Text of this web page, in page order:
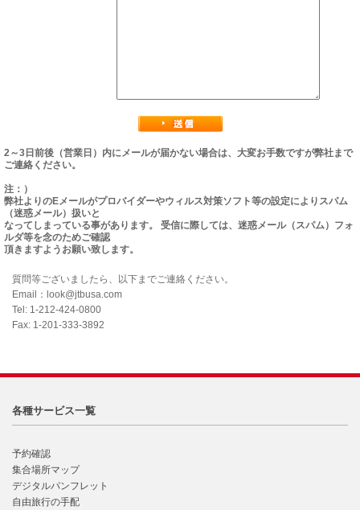
2～3日前後（営業日）内にメールが届かない場合は、大変お手数ですが弊社まで
ご連絡ください。
注：）
弊社よりのEメールがプロバイダーやウィルス対策ソフト等の設定によりスパム
（迷惑メール）扱いと
なってしまっている事があります。 受信に際しては、迷惑メール（スパム）フォ
ルダ等を念のためご確認
頂きますようお願い致します。
質問等ございましたら、以下までご連絡ください。
Email：look@jtbusa.com
Tel: 1-212-424-0800
Fax: 1-201-333-3892
各種サービス一覧
予約確認
集合場所マップ
デジタルパンフレット
自由旅行の手配